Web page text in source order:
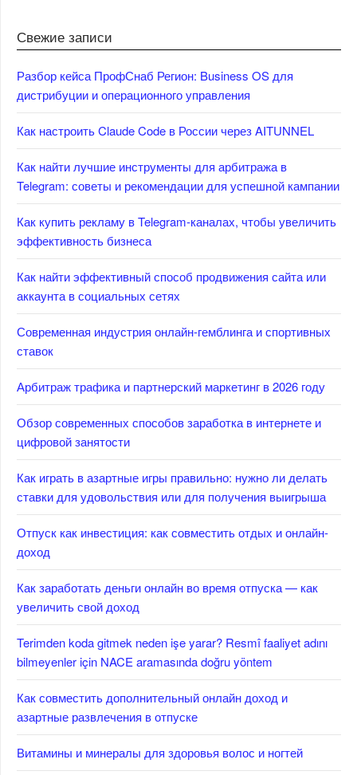
Свежие записи
Разбор кейса ПрофСнаб Регион: Business OS для
дистрибуции и операционного управления
Как настроить Claude Code в России через AITUNNEL
Как найти лучшие инструменты для арбитража в
Telegram: советы и рекомендации для успешной кампании
Как купить рекламу в Telegram-каналах, чтобы увеличить
эффективность бизнеса
Как найти эффективный способ продвижения сайта или
аккаунта в социальных сетях
Современная индустрия онлайн-гемблинга и спортивных
ставок
Арбитраж трафика и партнерский маркетинг в 2026 году
Обзор современных способов заработка в интернете и
цифровой занятости
Как играть в азартные игры правильно: нужно ли делать
ставки для удовольствия или для получения выигрыша
Отпуск как инвестиция: как совместить отдых и онлайн-
доход
Как заработать деньги онлайн во время отпуска — как
увеличить свой доход
Terimden koda gitmek neden işe yarar? Resmî faaliyet adını
bilmeyenler için NACE aramasında doğru yöntem
Как совместить дополнительный онлайн доход и
азартные развлечения в отпуске
Витамины и минералы для здоровья волос и ногтей